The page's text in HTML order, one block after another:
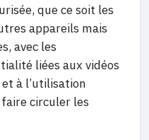
que ce soit les
appareils mais
avec les
liées aux vidéos
à l’utilisation
circuler les